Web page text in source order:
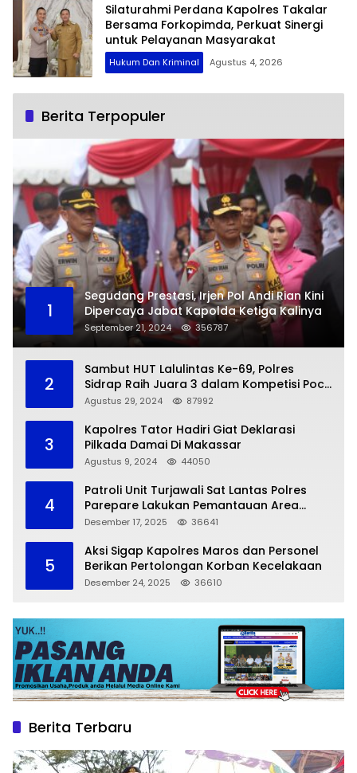
Silaturahmi Perdana Kapolres Takalar
Bersama Forkopimda, Perkuat Sinergi
untuk Pelayanan Masyarakat
Hukum Dan Kriminal Agustus 4, 2026
Berita Terpopuler
1
Segudang Prestasi, Irjen Pol Andi Rian Kini
Dipercaya Jabat Kapolda Ketiga Kalinya
September 21, 2024 356787
2
Sambut HUT Lalulintas Ke-69, Polres
Sidrap Raih Juara 3 dalam Kompetisi Pocil
Zona 5
Agustus 29, 2024 87992
3
Kapolres Tator Hadiri Giat Deklarasi
Pilkada Damai Di Makassar
Agustus 9, 2024 44050
4
Patroli Unit Turjawali Sat Lantas Polres
Parepare Lakukan Pemantauan Area
Larangan Parkir
Desember 17, 2025 36641
5
Aksi Sigap Kapolres Maros dan Personel
Berikan Pertolongan Korban Kecelakaan
Desember 24, 2025 36610
Berita Terbaru